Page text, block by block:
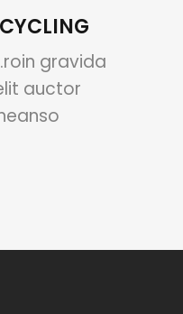
gravida
auctor